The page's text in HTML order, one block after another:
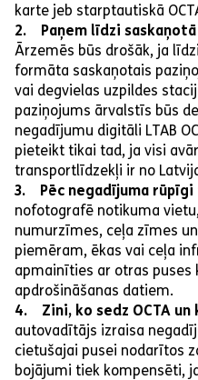
karte jeb starptautiskā
2. Paņem līdzi saskaņotā
Ārzemēs būs drošāk, ja
formāta saskaņotais
vai degvielas uzpildes
paziņojums ārvalstīs būs
negadījumu digitāli LTAB
pieteikt tikai tad, ja visi
transportlīdzekļi ir no
3. Pēc negadījuma
nofotografē notikuma
numurzīmes, ceļa zīmes
piemēram, ēkas vai ceļa
apmainīties ar otras
apdrošināšanas datiem.
4. Zini, ko sedz OCTA un
autovadītājs izraisa
cietušajai pusei nodarītos
bojājumi tiek kompensēti,